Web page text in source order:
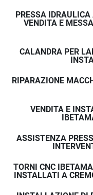
PRESSA
VENDITA E
CALANDRA PER
RIPARAZIONE
VENDITA E
ASSISTENZA
TORNI CNC
INSTALLATI A